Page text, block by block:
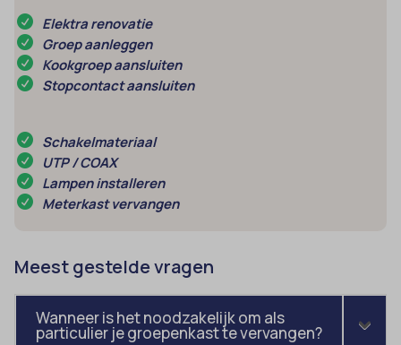
Elektra renovatie
Groep aanleggen
Kookgroep aansluiten
Stopcontact aansluiten
Schakelmateriaal
UTP / COAX
Lampen installeren
Meterkast vervangen
Meest gestelde vragen
Wanneer is het noodzakelijk om als
particulier je groepenkast te vervangen?
wp-settings-time-*
wpl_viewed_cookie
et-saved-post*
et-saving-post-*
euCookie
ezTOC_hidetoc-0
fs-cc
klaro
marketing_cookies